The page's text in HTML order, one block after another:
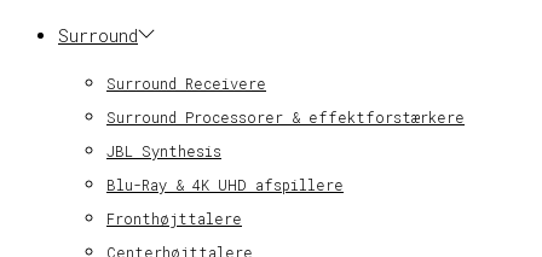
Surround
Surround Receivere
Surround Processorer & effektforstærkere
JBL Synthesis
Blu-Ray & 4K UHD afspillere
Fronthøjttalere
Centerhøjttalere